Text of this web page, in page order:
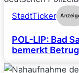
StadtTicker
POL-LIP: Bad
bemerkt